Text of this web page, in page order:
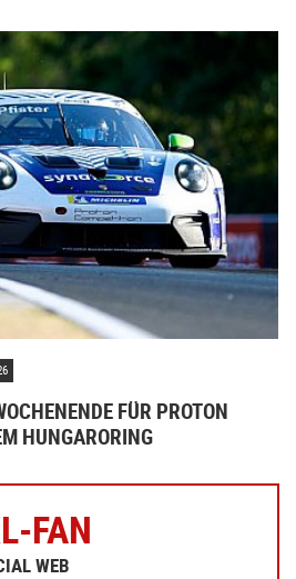
FÜR PROTON
HUNGARORING
FAN
WEB